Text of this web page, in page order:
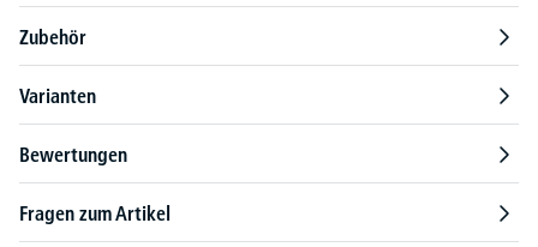
Zubehör
Varianten
Bewertungen
Fragen zum Artikel